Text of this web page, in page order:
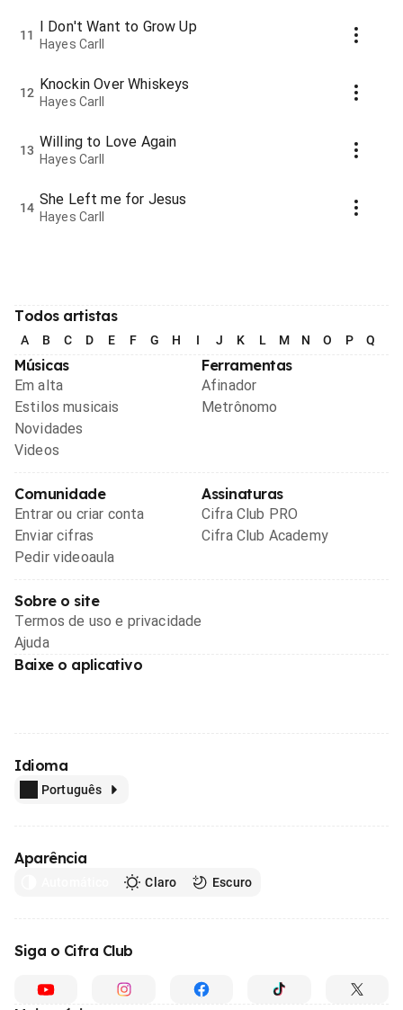
11 I Don't Want to Grow Up
Hayes Carll
12 Knockin Over Whiskeys
Hayes Carll
13 Willing to Love Again
Hayes Carll
14 She Left me for Jesus
Hayes Carll
Todos artistas
A B C D E F G H I J K L M N O P Q
Músicas
Em alta
Estilos musicais
Novidades
Videos
Ferramentas
Afinador
Metrônomo
Comunidade
Entrar ou criar conta
Enviar cifras
Pedir videoaula
Assinaturas
Cifra Club PRO
Cifra Club Academy
Sobre o site
Termos de uso e privacidade
Ajuda
Baixe o aplicativo
Idioma
Português
Aparência
Claro Escuro
Siga o Cifra Club